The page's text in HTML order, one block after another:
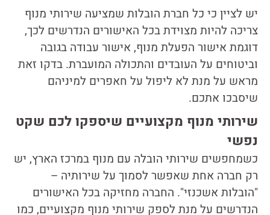
יש לציין כי כל חברת הובלות שמציעה שירותי מנוף
צריכה להיות מצוידת בכל האישורים הנדרשים לכך,
דוגמת אישור הפעלת מנוף, אישור עבודה בגובה
וביטוחים על העובדים והתכולה המועברת. בדקו זאת
מראש על מנת לא ליפול על חאפרים למיניהם
שיסבכו אתכם.
שירותי מנוף מקצועיים שיספקו לכם שקט
נפשי
כשמחפשים שירותי הובלה עם מנוף במרכז הארץ, יש
רק חברה אחת שאפשר לסמוך על שירותיה –
"הובלות אשכנזי". החברה מחזיקה בכל האישורים
הנדרשים על מנת לספק שירותי מנוף מקצועיים, כמו